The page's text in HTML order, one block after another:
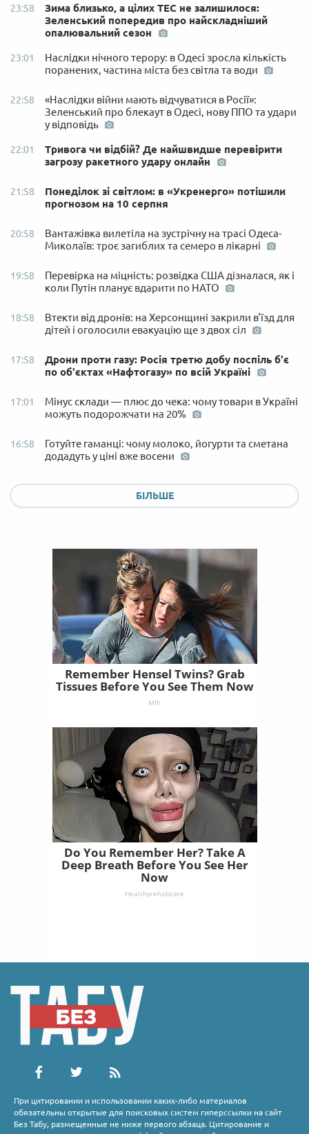
23:58
Зима близько, а цілих ТЕС не залишилося:
Зеленський попередив про найскладніший
опалювальний сезон
23:01
Наслідки нічного терору: в Одесі зросла кількість
поранених, частина міста без світла та води
22:58
«Наслідки війни мають відчуватися в Росії»:
Зеленський про блекаут в Одесі, нову ППО та удари
у відповідь
22:01
Тривога чи відбій? Де найшвидше перевірити
загрозу ракетного удару онлайн
21:58
Понеділок зі світлом: в «Укренерго» потішили
прогнозом на 10 серпня
20:58
Вантажівка вилетіла на зустрічну на трасі Одеса-
Миколаїв: троє загиблих та семеро в лікарні
19:58
Перевірка на міцність: розвідка США дізналася, як і
коли Путін планує вдарити по НАТО
18:58
Втекти від дронів: на Херсонщині закрили в'їзд для
дітей і оголосили евакуацію ще з двох сіл
17:58
Дрони проти газу: Росія третю добу поспіль б'є
по об'єктах «Нафтогазу» по всій Україні
17:01
Мінус склади — плюс до чека: чому товари в Україні
можуть подорожчати на 20%
16:58
Готуйте гаманці: чому молоко, йогурти та сметана
додадуть у ціні вже восени
БІЛЬШЕ
Remember Hensel Twins? Grab
Tissues Before You See Them Now
Mfh
Do You Remember Her? Take A
Deep Breath Before You See Her
Now
Healthyrehabcare
При цитировании и использовании каких-либо материалов
обязательны открытые для поисковых систем гиперссылки на сайт
Без Табу, размещенные не ниже первого абзаца. Цитирование и